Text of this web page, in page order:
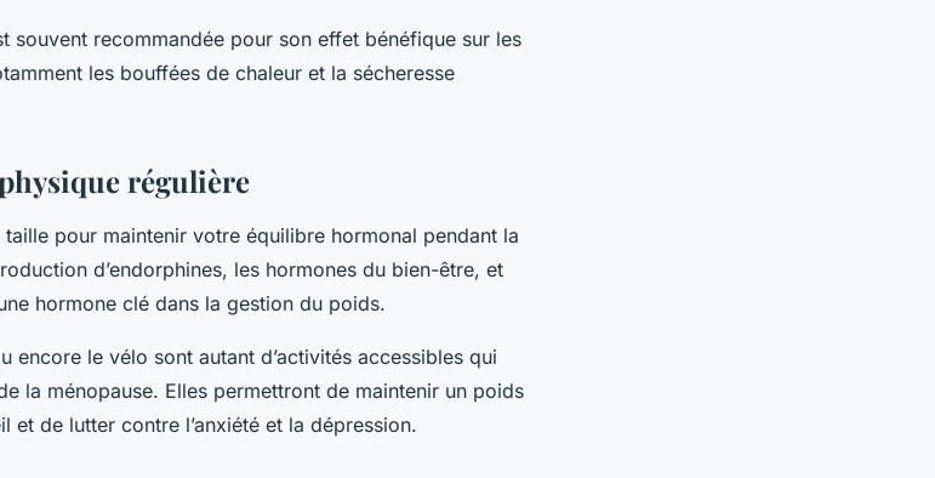
souvent recommandée pour son effet bénéfique sur les
les bouffées de chaleur et la sécheresse
régulière
taille pour maintenir votre équilibre hormonal pendant la
d’endorphines, les hormones du bien-être, et
hormone clé dans la gestion du poids.
encore le vélo sont autant d’activités accessibles qui
la ménopause. Elles permettront de maintenir un poids
et de lutter contre l’anxiété et la dépression.